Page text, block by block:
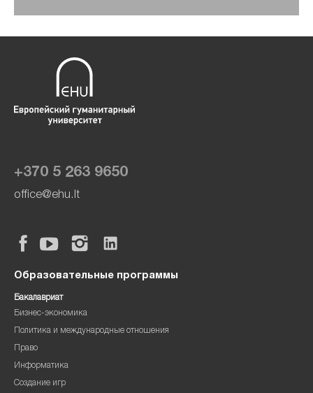
+370 5 263 9650
office@ehu.lt
Образовательные программы
Бакалавриат
Бизнес-экономика
Политика и международные отношения
Право
Информатика
Создание игр